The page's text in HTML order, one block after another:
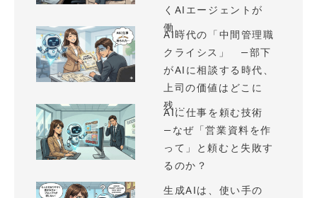
くAIエージェントが
働...
AI時代の「中間管理職
クライシス」 —部下
がAIに相談する時代、
上司の価値はどこに
残...
AIに仕事を頼む技術
—なぜ「営業資料を作
って」と頼むと失敗す
るのか？
生成AIは、使い手の